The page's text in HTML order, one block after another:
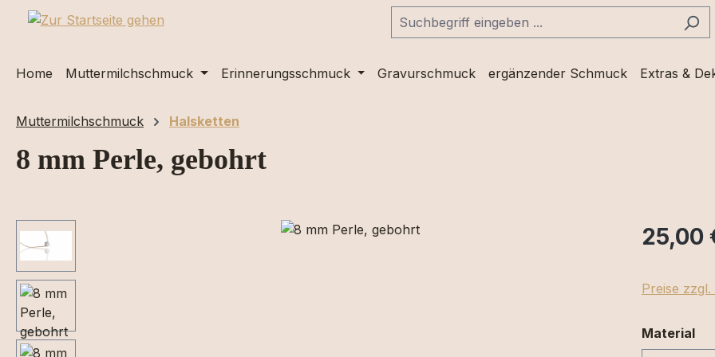
Hauptinhalt springen
Zur Suche springen
Zur Hauptnavigation springen
Home Muttermilchschmuck Erinnerungsschmuck Gravurschmuck ergänzender Schmuck Extras &
Muttermilchschmuck Halsketten
8 mm Perle, gebohrt
Bildergalerie überspringen 25,00
Preise
Material